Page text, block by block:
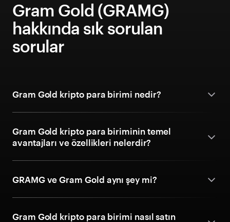
Gram Gold (GRAMG)
hakkında sık sorulan
sorular
Gram Gold kripto para birimi nedir?
Gram Gold kripto para biriminin temel
avantajları ve özellikleri nelerdir?
GRAMG ve Gram Gold aynı şey mi?
Gram Gold kripto para birimi nasıl satın